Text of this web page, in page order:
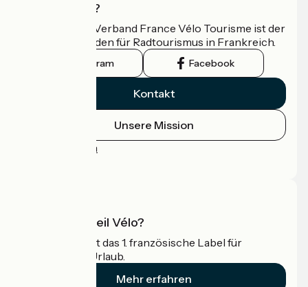
Wer sind wir?
Der nationale Verband France Vélo Tourisme ist der
offizielle Leitfaden für Radtourismus in Frankreich.
Instagram Facebook
Kontakt
Unsere Mission
Pressebereich
Was ist Accueil Vélo?
Accueil Vélo ist das 1. französische Label für
Radfahrer im Urlaub.
Mehr erfahren